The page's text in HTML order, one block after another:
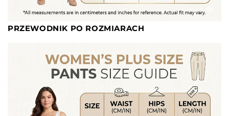
PRZEWODNIK PO ROZMIARACH